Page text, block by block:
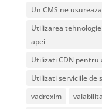
Un CMS ne
Utilizarea
apei
Utilizati CDN pentru
Utilizati serviciile de
vadrexim